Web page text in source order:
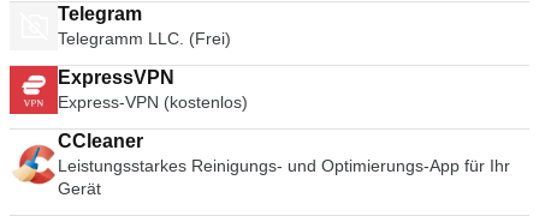
Telegram
Telegramm LLC. (Frei)
ExpressVPN
Express-VPN (kostenlos)
CCleaner
Leistungsstarkes Reinigungs- und Optimierungs-App für Ihr
Gerät